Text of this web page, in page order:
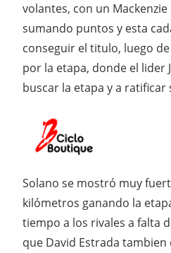
volantes, con un
sumando puntos y esta
conseguir el titulo, luego
por la etapa, donde el lider
buscar la etapa y a ratificar
Solano se mostró muy
kilómetros ganando la
tiempo a los rivales a falta
que David Estrada tambien